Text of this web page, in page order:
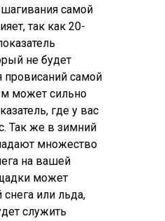
самой
так как 20-
не будет
самой
может сильно
где у вас
Так же в зимний
множество
на вашей
может
снега или льда,
служить